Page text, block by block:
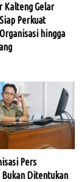
Kalteng Gelar
Perkuat
hingga
Pers
Ditentukan